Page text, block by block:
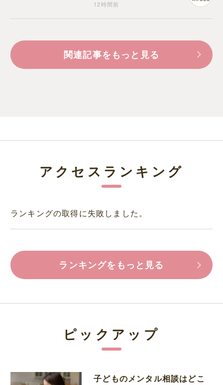
12時間前
関連記事をもっと見る
アクセスランキング
ランキングの取得に失敗しました。
ランキングをもっと見る
ピックアップ
子どものメンタル相談はどこ